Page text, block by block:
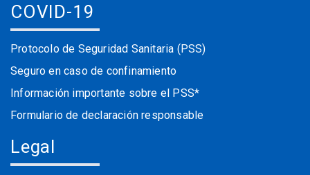
COVID-19
Protocolo de Seguridad Sanitaria (PSS)
Seguro en caso de confinamiento
Información importante sobre el PSS*
Formulario de declaración responsable
Legal